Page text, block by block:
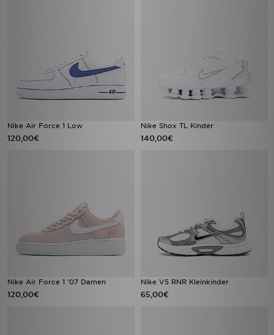
Nike Air Force 1 Low
120,00€
Nike Shox TL Kinder
140,00€
Nike Air Force 1 '07 Damen
120,00€
Nike V5 RNR Kleinkinder
65,00€